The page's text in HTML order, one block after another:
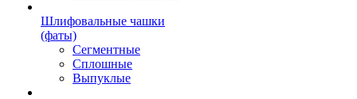
Шлифовальные чашки
(фаты)
Сегментные
Сплошные
Выпуклые